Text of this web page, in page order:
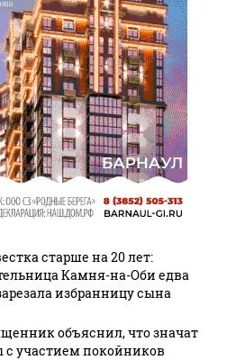
старше на 20 лет:
Камня-на-Оби едва
избранницу сына
объяснил, что значат
с участием покойников